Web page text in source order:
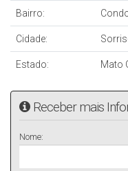
Bairro:
Cidade:
Estado: Mato
Receber mais
Nome: